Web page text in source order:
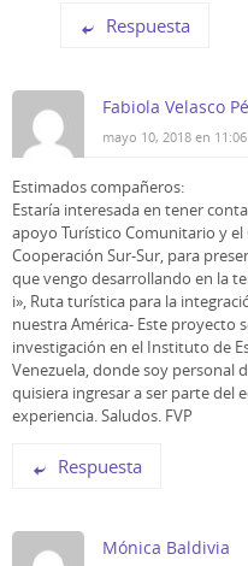
Respuesta
Fabiola Velasco
mayo 10, 2018 en 11:06
Estimados compañeros:
Estaría interesada en tener
apoyo Turístico Comunitario y el
Cooperación Sur-Sur, para
que vengo desarrollando en la
i», Ruta turística para la
nuestra América- Este proyecto
investigación en el Instituto de
Venezuela, donde soy personal
quisiera ingresar a ser parte del
experiencia. Saludos. FVP
Respuesta
Mónica Baldivia